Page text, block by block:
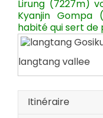
Lirung (7227m)
Kyanjin Gompa
habité qui sert de
langtang vallee
Itinéraire